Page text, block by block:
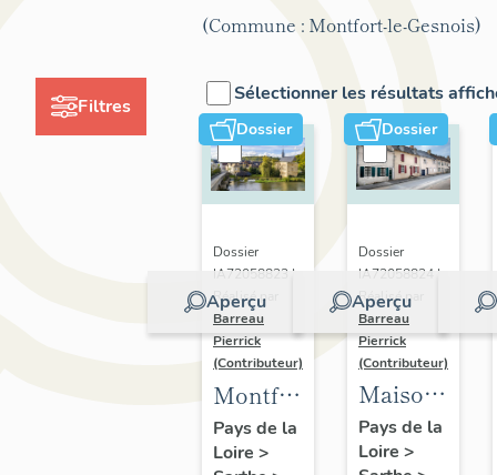
Filtres
(Commune : Montfort-le-Gesnois)
Sélectionner les résultats
Dossier
Aperçu
Dossier
IA72058823 |
Réalisé par
Barreau
Pierrick
(Contributeur)
Montfort-
le-
Gesnois
Pays de la
Loire >
Dossier
Aperçu
Dossier
IA72058824 |
Réalisé par
Barreau
Pierrick
(Contributeur)
Maisons
du
bourg
Pays de la
Loire >